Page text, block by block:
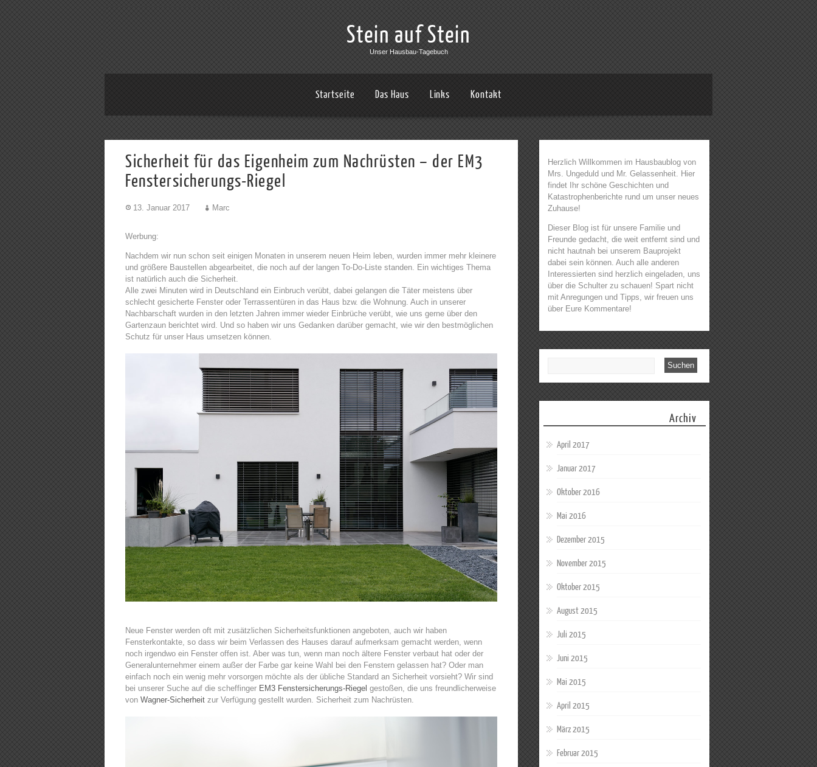
Stein auf Stein
Unser Hausbau-Tagebuch
Startseite Das Haus Links Kontakt
Sicherheit für das Eigenheim zum Nachrüsten – der EM3
Fenstersicherungs-Riegel
13. Januar 2017 Marc
Werbung:
Nachdem wir nun schon seit einigen Monaten in unserem neuen Heim leben, wurden immer mehr kleinere
und größere Baustellen abgearbeitet, die noch auf der langen To-Do-Liste standen. Ein wichtiges Thema
ist natürlich auch die Sicherheit.
Alle zwei Minuten wird in Deutschland ein Einbruch verübt, dabei gelangen die Täter meistens über
schlecht gesicherte Fenster oder Terrassentüren in das Haus bzw. die Wohnung. Auch in unserer
Nachbarschaft wurden in den letzten Jahren immer wieder Einbrüche verübt, wie uns gerne über den
Gartenzaun berichtet wird. Und so haben wir uns Gedanken darüber gemacht, wie wir den bestmöglichen
Schutz für unser Haus umsetzen können.
Neue Fenster werden oft mit zusätzlichen Sicherheitsfunktionen angeboten, auch wir haben
Fensterkontakte, so dass wir beim Verlassen des Hauses darauf aufmerksam gemacht werden, wenn
noch irgendwo ein Fenster offen ist. Aber was tun, wenn man noch ältere Fenster verbaut hat oder der
Generalunternehmer einem außer der Farbe gar keine Wahl bei den Fenstern gelassen hat? Oder man
einfach noch ein wenig mehr vorsorgen möchte als der übliche Standard an Sicherheit vorsieht? Wir sind
bei unserer Suche auf die scheffinger EM3 Fenstersicherungs-Riegel gestoßen, die uns freundlicherweise
von Wagner-Sicherheit zur Verfügung gestellt wurden. Sicherheit zum Nachrüsten.
Herzlich Willkommen im Hausbaublog von
Mrs. Ungeduld und Mr. Gelassenheit. Hier
findet Ihr schöne Geschichten und
Katastrophenberichte rund um unser neues
Zuhause!
Dieser Blog ist für unsere Familie und
Freunde gedacht, die weit entfernt sind und
nicht hautnah bei unserem Bauprojekt
dabei sein können. Auch alle anderen
Interessierten sind herzlich eingeladen, uns
über die Schulter zu schauen! Spart nicht
mit Anregungen und Tipps, wir freuen uns
über Eure Kommentare!
Archiv
April 2017
Januar 2017
Oktober 2016
Mai 2016
Dezember 2015
November 2015
Oktober 2015
August 2015
Juli 2015
Juni 2015
Mai 2015
April 2015
März 2015
Februar 2015